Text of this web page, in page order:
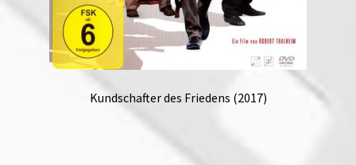
Kundschafter des Friedens (2017)